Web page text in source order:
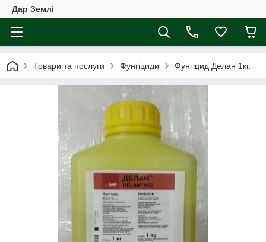
Дар Землі
Товари та послуги Фунгіциди Фунгіцид Делан 1кг.